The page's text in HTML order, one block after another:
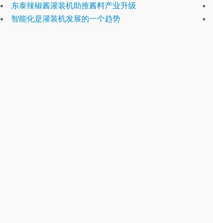
东泰辣椒酱灌装机助推酱料产业升级
智能化是灌装机发展的一个趋势